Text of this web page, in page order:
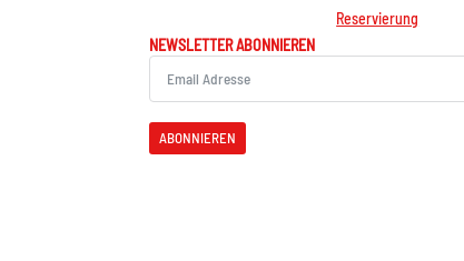
Reservierung
NEWSLETTER ABONNIEREN
ABONNIEREN